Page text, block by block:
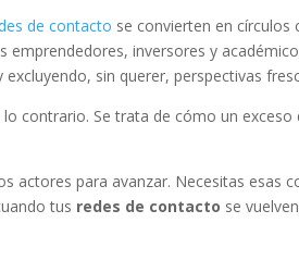
de contacto se convierten en
inversores y
sin querer, perspectivas
contrario. Se trata de cómo un
actores para avanzar. Necesitas esas
tus redes de contacto se